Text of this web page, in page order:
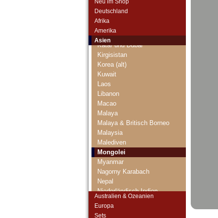
Deutschland
Afrika
Amerika
Asien
Katar
Katar und Dubai
Kirgisistan
Korea (alt)
Kuwait
Laos
Libanon
Macao
Malaya
Malaya & Britisch Borneo
Malaysia
Malediven
Mongolei
Myanmar
Nagorny Karabach
Nepal
Niederländisch Indien
Oman
Australien & Ozeanien
Europa
Sets